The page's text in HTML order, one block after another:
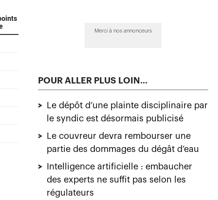
Merci à nos annonceurs
POUR ALLER PLUS LOIN...
>
Le dépôt d’une plainte disciplinaire par
le syndic est désormais publicisé
>
Le couvreur devra rembourser une
partie des dommages du dégât d’eau
>
Intelligence artificielle : embaucher
des experts ne suffit pas selon les
régulateurs